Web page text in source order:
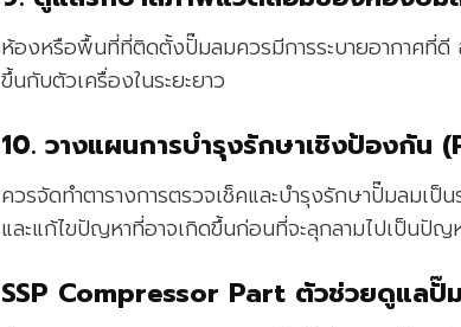
ห้องหรือพื้นที่ที่ติดตั้งปั๊มลมควรมีการระบายอากาศที่
ขึ้นกับตัวเครื่องในระยะยาว
10. วางแผนการบำรุงรักษาเชิงป้องกั
ควรจัดทำตารางการตรวจเช็คและบำรุงรักษาปั๊มลมเ
และแก้ไขปัญหาที่อาจเกิดขึ้นก่อนที่จะลุกลามไปเป็นปัญ
SSP Compressor Part ตัวช่วยดูแล